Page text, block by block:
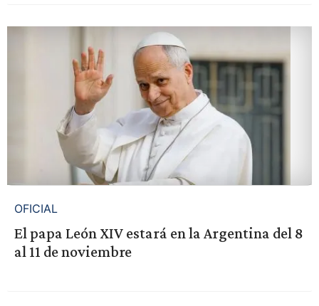
OFICIAL
El papa León XIV estará en la Argentina del 8
al 11 de noviembre